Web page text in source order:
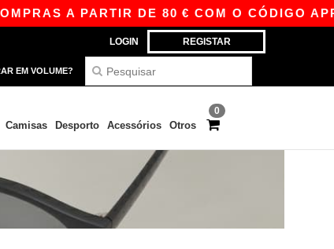
A PARTIR DE 80 € COM O CÓDIGO
LOGIN REGISTAR
EM VOLUME?
0
Camisas Desporto Acessórios Otros